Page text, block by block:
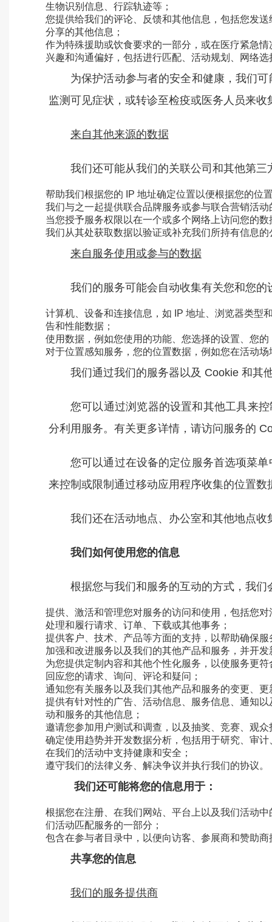
生物识别信息、行踪轨迹等；
您提供给我们的评论、反馈和其他信息，包括您发
分享的其他信息；
作为特殊援助或饮食要求的一部分，或在医疗紧急
兴趣和沟通偏好，包括进行匹配、活动规划、网络
为保护活动参与者的安全和健康，我们
监测可见症状，或转诊至检疫或医务人员来收
来自其他来源的数据
我们还可能从我们的关联公司和其他第
帮助我们根据您的 IP 地址确定位置以便根据您的位
我们与之一起提供联合品牌服务或参与联合营销活动
当您授予服务权限以在一个或多个网络上访问您的
我们从其处获取数据以验证或补充我们所持有信息
来自服务使用或参与的数据
我们的服务可能会自动收集有关您和您
计算机、设备和连接信息，如 IP 地址、浏览器类型
告和性能数据；
使用数据，例如您使用的功能、您选择的设置、您
对于位置感知服务，您的位置数据，例如您在活动场
我们通过我们的服务器以及 Cookie 和其
您可以通过浏览器的设置和其他工具来
分利用服务。有关更多详情，请访问服务的
您可以通过在设备的定位服务首选项菜
来控制或限制通过移动应用程序收集的位置
我们还在活动地点、办公室和其他地点
我们如何使用您的信息
根据您与我们和服务的互动的方式，我们
提供、激活和管理您对服务的访问和使用，包括您
处理和履行请求、订单、下载或其他事务；
提供客户、技术、产品等方面的支持，以帮助确保
加强和改进服务以及我们的其他产品和服务，并开
为您提供定制内容和其他个性化服务，以使服务更
回应您的请求、询问、评论和疑问；
通知您有关服务以及我们其他产品和服务的变更、
提供有针对性的广告、活动信息、服务信息、通知
动和服务的其他信息；
邀请您参加用户测试和调查，以及抽奖、竞赛、观
确定使用趋势并开发数据分析，包括用于研究、审
在我们的活动中支持健康和安全；
遵守我们的法律义务、解决争议并执行我们的协议。
我们还可能将您的信息用于：
根据您在注册、在我们网站、平台上以及我们活动
们活动匹配服务的一部分；
包含在参与者目录中，以便向访客、参展商和赞助
共享您的信息
我们的服务提供商